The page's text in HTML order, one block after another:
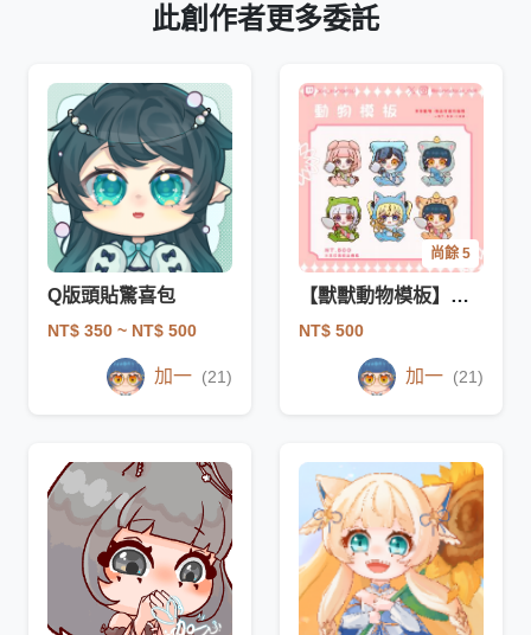
此創作者更多委託
Q版頭貼驚喜包
NT$ 350 ~ NT$ 500
加一 (21)
尚餘 5
【獸獸動物模板】可做飯友
NT$ 500
加一 (21)